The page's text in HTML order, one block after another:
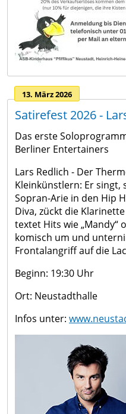
13. März 2026
Satirefest 2026 -
Das erste
Berliner Entertainers
Lars Redlich - Der
Kleinkünstlern: Er
Sopran-Arie in den Hip
Diva, zückt die
textet Hits wie „Mandy“
komisch um und
Frontalangriff auf die
Beginn: 19:30 Uhr
Ort: Neustadthalle
Infos unter: